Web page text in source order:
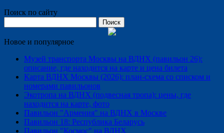
Поиск по сайту
Новое и популярное
Музей транспорта Москвы на ВДНХ (павильон 26):
описание, где находится на карте и цена билета
Карта ВДНХ Москвы (2026): план-схема со списком и
номерами павильонов
Экотропа на ВДНХ (подвесная тропа): цены, где
находится на карте, фото
Павильон "Армения" на ВДНХ в Москве
Павильон 18: Республика Беларусь
Павильон "Космос" на ВДНХ